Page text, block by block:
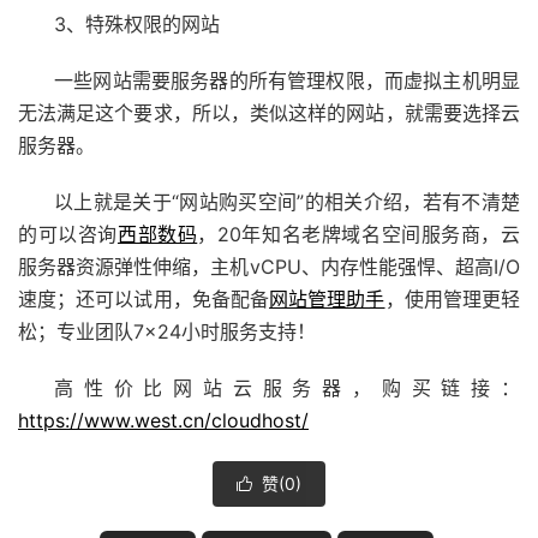
3、特殊权限的网站
一些网站需要服务器的所有管理权限，而虚拟主机明显
无法满足这个要求，所以，类似这样的网站，就需要选择云
服务器。
以上就是关于“网站购买空间”的相关介绍，若有不清楚
的可以咨询西部数码，20年知名老牌域名空间服务商，云
服务器资源弹性伸缩，主机vCPU、内存性能强悍、超高I/O
速度；还可以试用，免备配备网站管理助手，使用管理更轻
松；专业团队7×24小时服务支持！
高性价比网站云服务器，购买链接：
https://www.west.cn/cloudhost/
 赞(0)